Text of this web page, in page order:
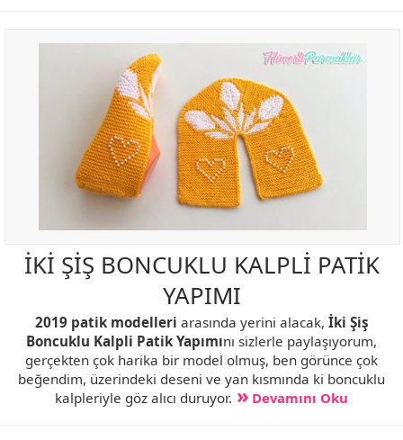
İKİ ŞİŞ BONCUKLU KALPLİ PATİK
YAPIMI
2019 patik modelleri arasında yerini alacak, İki Şiş
Boncuklu Kalpli Patik Yapımını sizlerle paylaşıyorum,
gerçekten çok harika bir model olmuş, ben görünce çok
beğendim, üzerindeki deseni ve yan kısmında ki boncuklu
kalpleriyle göz alıcı duruyor.
Devamını Oku